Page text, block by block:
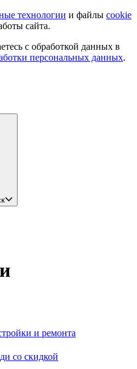
технологии и файлы cookie
сайта.
с обработкой данных в
персональных данных.
и ремонта
со скидкой